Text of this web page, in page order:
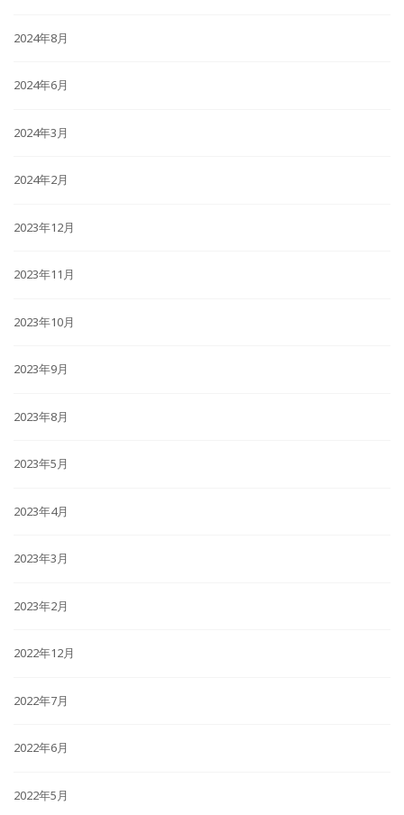
2024年8月
2024年6月
2024年3月
2024年2月
2023年12月
2023年11月
2023年10月
2023年9月
2023年8月
2023年5月
2023年4月
2023年3月
2023年2月
2022年12月
2022年7月
2022年6月
2022年5月